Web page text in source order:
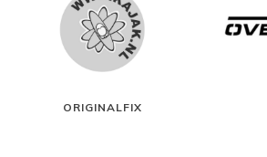
ORIGINALFIX